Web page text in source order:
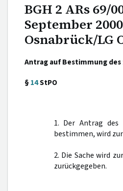
BGH 2 ARs 69/
September
Osnabrück/LG
Antrag auf Bestimmung
§14StPO
1. Der Antrag des
bestimmen, wird
2. Die Sache wird
zurückgegeben.